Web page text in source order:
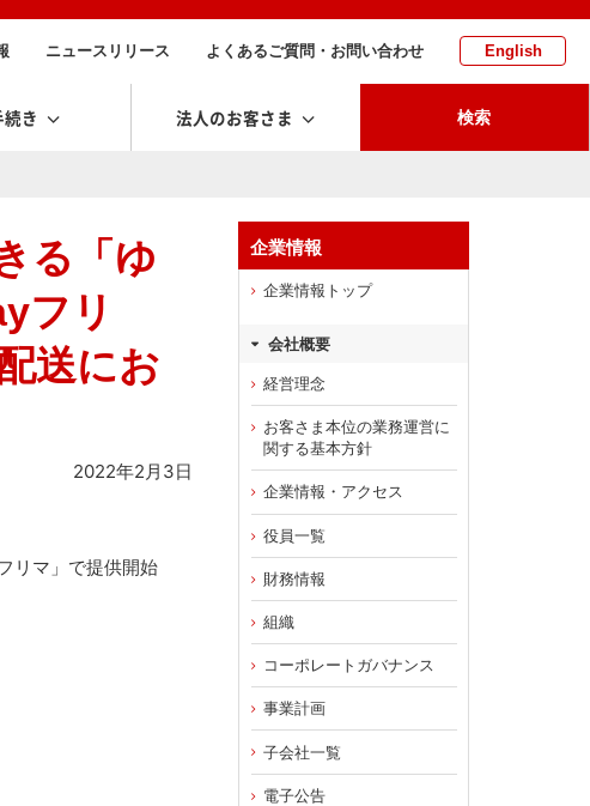
ニュースリリース よくあるご質問・お問い合わせ English
き 法人のお客さま 検索
る「ゆ
フリ
送にお
2022年2月3日
リマ」で提供開始
企業情報
企業情報トップ
会社概要
経営理念
お客さま本位の業務運営に
関する基本方針
企業情報・アクセス
役員一覧
財務情報
組織
コーポレートガバナンス
事業計画
子会社一覧
電子公告